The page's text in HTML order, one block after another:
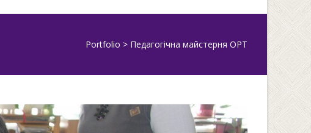
Portfolio > Педагогічна майстерня ОРТ